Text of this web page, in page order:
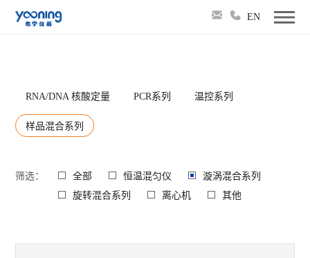
EN
RNA/DNA 核酸定量 PCR系列 温控系列
样品混合系列
筛选： 全部 恒温混匀仪
漩涡混合系列
旋转混合系列
离心机 其他